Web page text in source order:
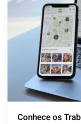
Conhece os